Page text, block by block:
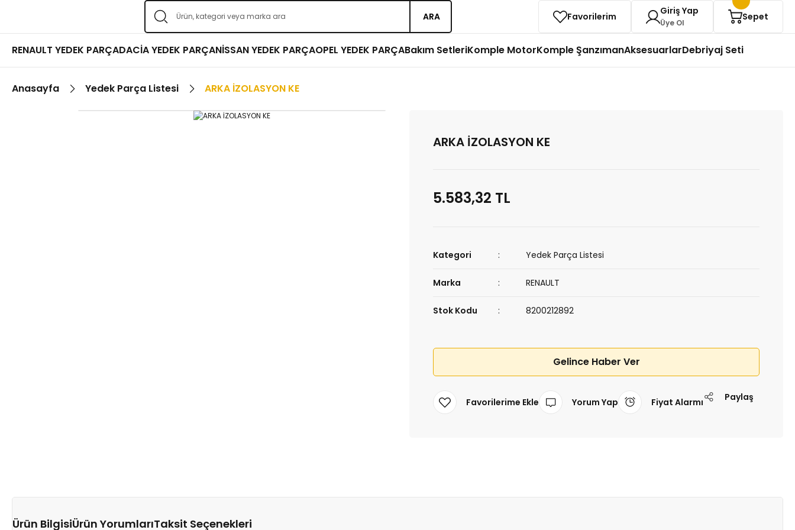
ARA Favorilerim Giriş Yap
Üye Ol
Sepet
RENAULT YEDEK PARÇADACİA YEDEK PARÇANİSSAN YEDEK PARÇAOPEL YEDEK PARÇABakım SetleriKomple MotorKomple ŞanzımanAksesuarlarDebriyaj Seti
Anasayfa Yedek Parça Listesi ARKA İZOLASYON KE
ARKA İZOLASYON KE
5.583,32 TL
Kategori Yedek Parça Listesi
Marka RENAULT
Stok Kodu 8200212892
Gelince Haber Ver
Yorum Yap Fiyat Alarmı Paylaş
Ürün BilgisiÜrün YorumlarıTaksit Seçenekleri